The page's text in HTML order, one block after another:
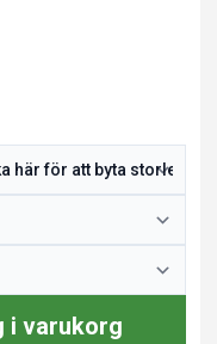
i varukorg